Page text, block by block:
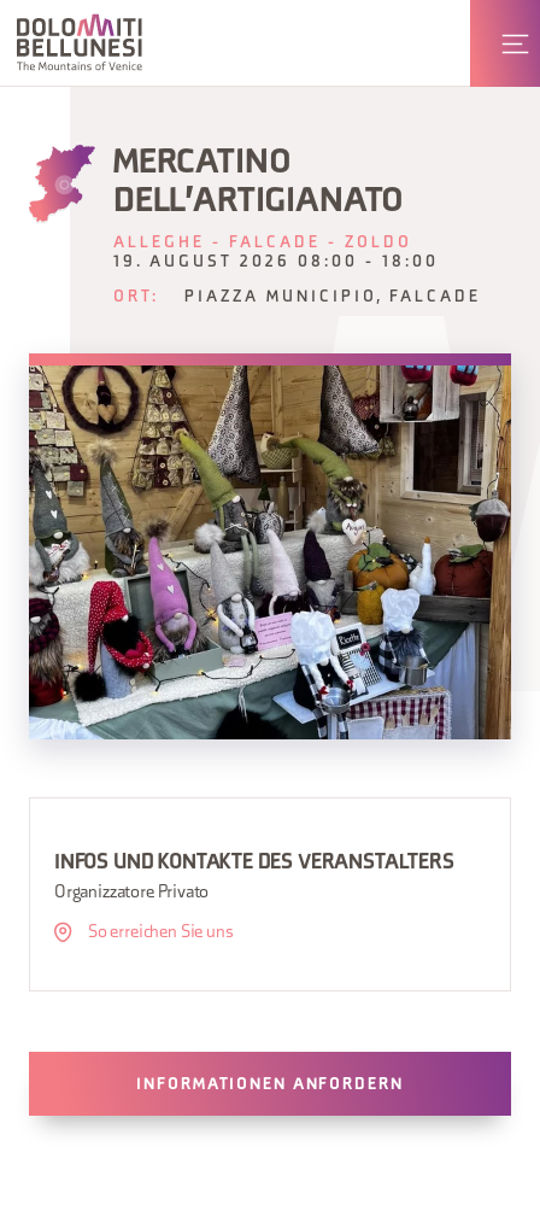
MERCATINO
DELL'ARTIGIANATO
ALLEGHE - FALCADE - ZOLDO
19. AUGUST 2026 08:00 - 18:00
ORT: PIAZZA MUNICIPIO, FALCADE
INFOS UND KONTAKTE DES VERANSTALTERS
Organizzatore Privato
So erreichen Sie uns
INFORMATIONEN ANFORDERN